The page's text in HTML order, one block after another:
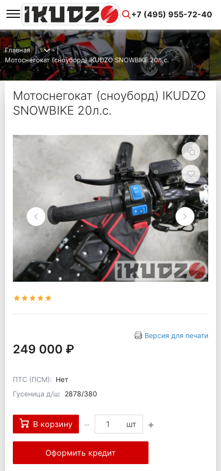
+7 (495) 955-72-40
Главная
Мотоснегокат (сноуборд) IKUDZO SNOWBIKE 20л.с.
Мотоснегокат (сноуборд) IKUDZO
SNOWBIKE 20л.с.
Версия для печати
249 000 ₽
ПТС (ПСМ): Нет
Гусеница д/ш: 2878/380
В корзину шт
Оформить кредит